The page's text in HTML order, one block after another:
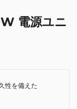
電源ユニ
性を備えた